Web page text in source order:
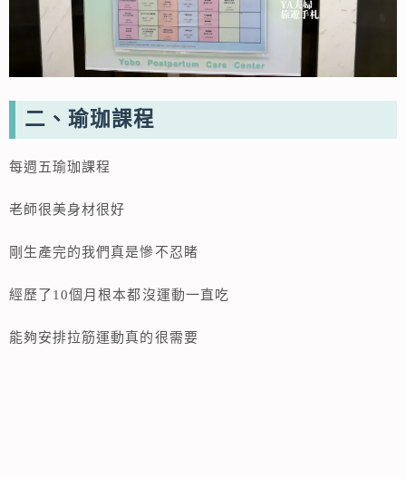
二、瑜珈課程
每週五瑜珈課程
老師很美身材很好
剛生產完的我們真是慘不忍睹
經歷了10個月根本都沒運動一直吃
能夠安排拉筋運動真的很需要